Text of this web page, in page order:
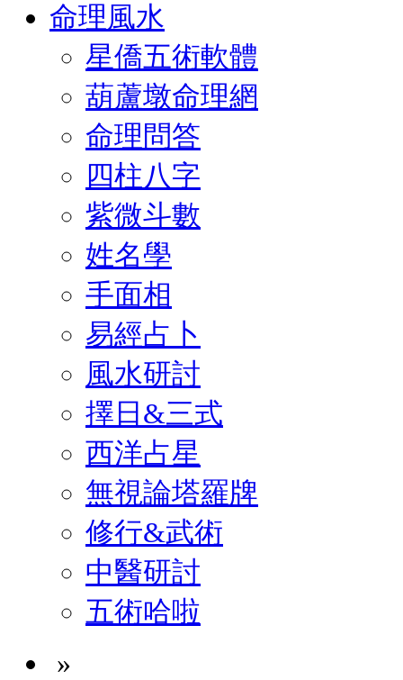
命理風水
星僑五術軟體
葫蘆墩命理網
命理問答
四柱八字
紫微斗數
姓名學
手面相
易經占卜
風水研討
擇日&三式
西洋占星
無視論塔羅牌
修行&武術
中醫研討
五術哈啦
»